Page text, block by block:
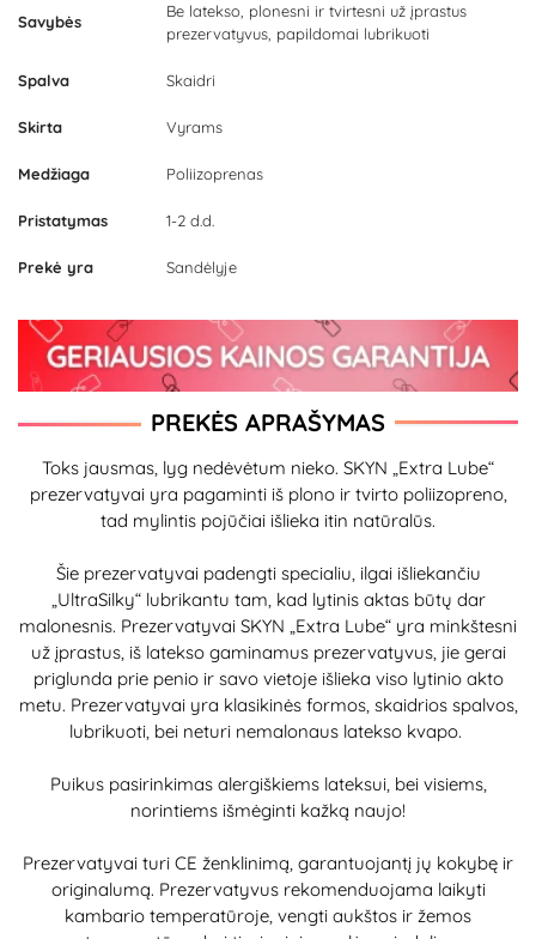
Savybės
Be latekso, plonesni ir tvirtesni už įprastus
prezervatyvus, papildomai lubrikuoti
Spalva Skaidri
Skirta Vyrams
Medžiaga Poliizoprenas
Pristatymas 1-2 d.d.
Prekė yra Sandėlyje
PREKĖS APRAŠYMAS
Toks jausmas, lyg nedėvėtum nieko. SKYN „Extra Lube“
prezervatyvai yra pagaminti iš plono ir tvirto poliizopreno,
tad mylintis pojūčiai išlieka itin natūralūs.
Šie prezervatyvai padengti specialiu, ilgai išliekančiu
„UltraSilky“ lubrikantu tam, kad lytinis aktas būtų dar
malonesnis. Prezervatyvai SKYN „Extra Lube“ yra minkštesni
už įprastus, iš latekso gaminamus prezervatyvus, jie gerai
priglunda prie penio ir savo vietoje išlieka viso lytinio akto
metu. Prezervatyvai yra klasikinės formos, skaidrios spalvos,
lubrikuoti, bei neturi nemalonaus latekso kvapo.
Puikus pasirinkimas alergiškiems lateksui, bei visiems,
norintiems išmėginti kažką naujo!
Prezervatyvai turi CE ženklinimą, garantuojantį jų kokybę ir
originalumą. Prezervatyvus rekomenduojama laikyti
kambario temperatūroje, vengti aukštos ir žemos